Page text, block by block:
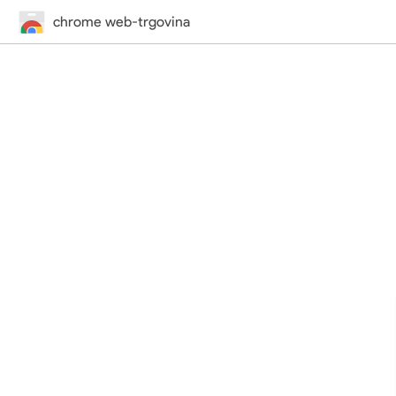
chrome web-trgovina